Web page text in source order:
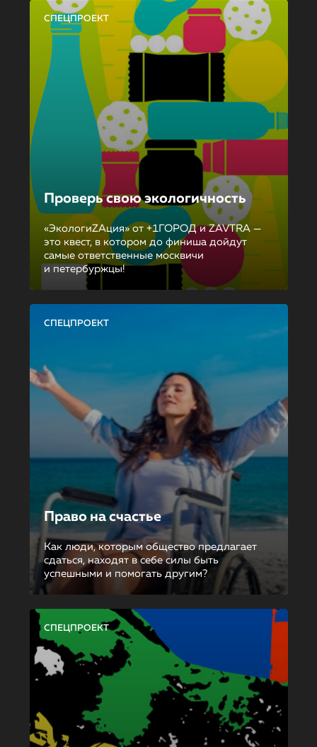
СПЕЦПРОЕКТ
Проверь свою экологичность
«ЭкологиZAция» от +1ГОРОД и ZAVTRA —
это квест, в котором до финиша дойдут
самые ответственные москвичи
и петербуржцы!
СПЕЦПРОЕКТ
Право на счастье
Как люди, которым общество предлагает
сдаться, находят в себе силы быть
успешными и помогать другим?
СПЕЦПРОЕКТ